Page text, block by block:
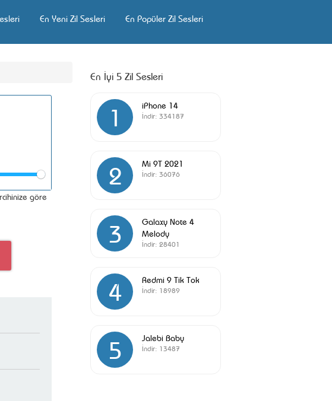
En Yeni Zil Sesleri En Popüler Zil Sesleri
Volume
göre
En İyi 5 Zil Sesleri
1 iPhone 14
İndir: 334187
2 Mi 9T 2021
İndir: 36076
3
Galaxy Note 4
Melody
İndir: 28401
4 Redmi 9 Tik Tok
İndir: 18989
5 Jalebi Baby
İndir: 13487